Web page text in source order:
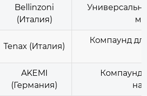
Bellinzoni
(Италия)
Tenax (Италия)
Компаунд
AKEMI
(Германия)
Компаунд